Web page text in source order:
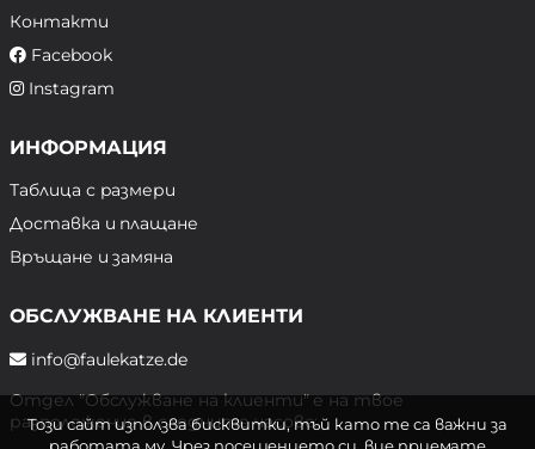
Контакти
Facebook
Instagram
ИНФОРМАЦИЯ
Таблица с размери
Доставка и плащане
Връщане и замяна
ОБСЛУЖВАНЕ НА КЛИЕНТИ
info@faulekatze.de
Отдел "Обслужване на клиенти" е на твое
разположение в следните часове:
Този сайт използва бисквитки, тъй като те са важни за